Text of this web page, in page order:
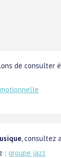
de consulter
, consultez
: groupe jazz